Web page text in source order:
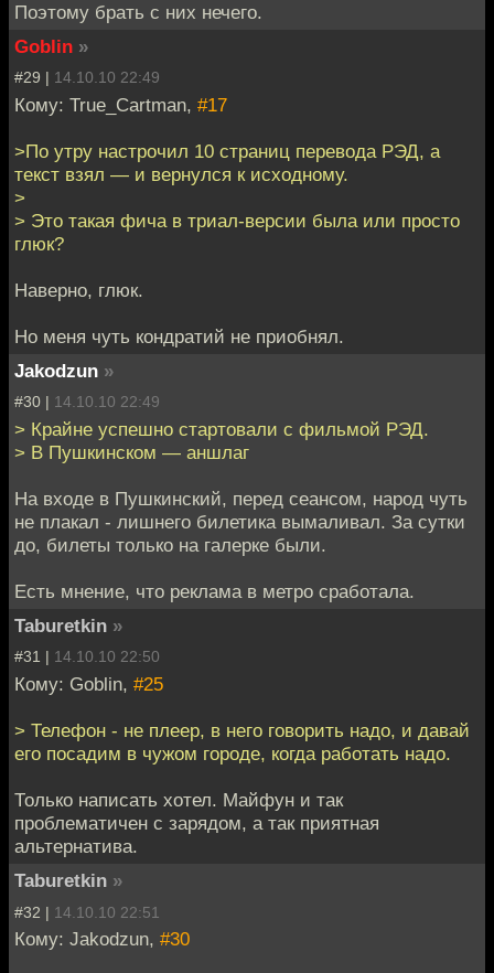
Поэтому брать с них нечего.
Goblin »
#29 | 14.10.10 22:49
Кому: True_Cartman, #17
>По утру настрочил 10 страниц перевода РЭД, а
текст взял — и вернулся к исходному.
>
> Это такая фича в триал-версии была или просто
глюк?
Наверно, глюк.
Но меня чуть кондратий не приобнял.
Jakodzun »
#30 | 14.10.10 22:49
> Крайне успешно стартовали с фильмой РЭД.
> В Пушкинском — аншлаг
На входе в Пушкинский, перед сеансом, народ чуть
не плакал - лишнего билетика вымаливал. За сутки
до, билеты только на галерке были.
Есть мнение, что реклама в метро сработала.
Taburetkin »
#31 | 14.10.10 22:50
Кому: Goblin, #25
> Телефон - не плеер, в него говорить надо, и давай
его посадим в чужом городе, когда работать надо.
Только написать хотел. Майфун и так
проблематичен с зарядом, а так приятная
альтернатива.
Taburetkin »
#32 | 14.10.10 22:51
Кому: Jakodzun, #30